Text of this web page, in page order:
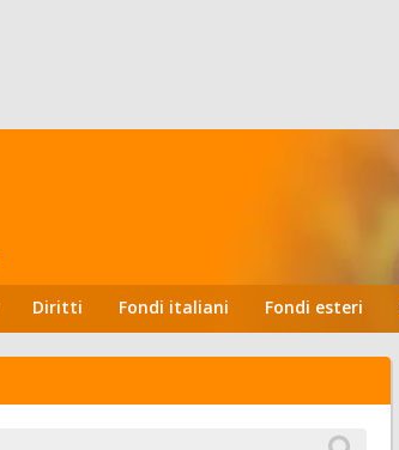
Diritti Fondi italiani Fondi esteri